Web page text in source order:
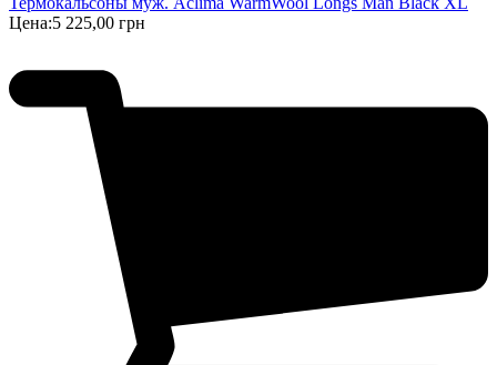
Цена:5 225,00 грн